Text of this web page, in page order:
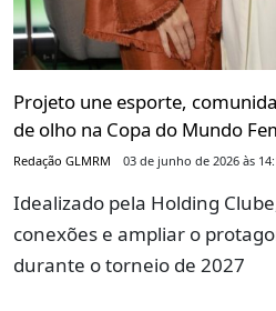
Projeto une esporte,
de olho na Copa do Mundo
Redação GLMRM 03 de junho de 2026 às
Idealizado pela Holding
conexões e ampliar o
durante o torneio de 2027